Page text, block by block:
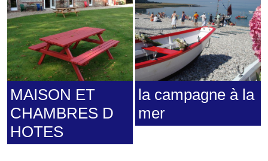
MAISON ET
CHAMBRES D
HOTES
la campagne à la
mer